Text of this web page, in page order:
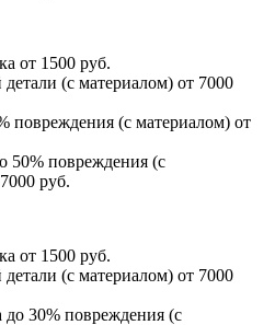
от 1500 руб.
(с материалом) от 7000
повреждения (с материалом) от
50% повреждения (с
руб.
от 1500 руб.
(с материалом) от 7000
30% повреждения (с